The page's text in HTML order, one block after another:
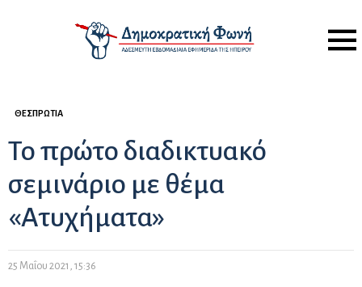
Menu
ΘΕΣΠΡΩΤΊΑ
Το πρώτο διαδικτυακό
σεμινάριο με θέμα
«Ατυχήματα»
25 Μαΐου 2021, 15:36